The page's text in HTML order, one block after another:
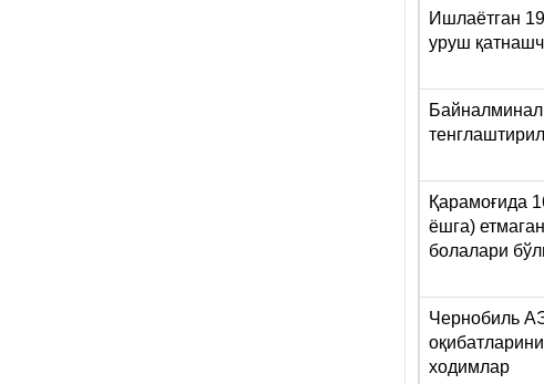
Ишлаётган
уруш
Байналминал
Қарамоғида
ёшга)
болалари
Чернобиль
ходимлар